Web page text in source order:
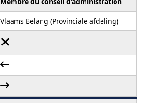
Vlaams Belang (Provinciale afdeling)